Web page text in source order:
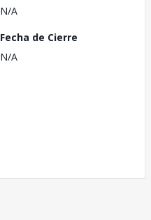
N/A
Fecha de Cierre
N/A